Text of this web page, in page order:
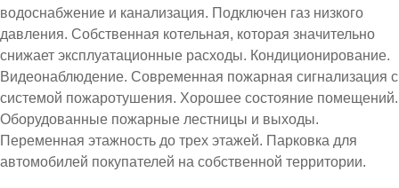
водоснабжение и канализация. Подключен газ низкого
давления. Собственная котельная, которая значительно
снижает эксплуатационные расходы. Кондиционирование.
Видеонаблюдение. Современная пожарная сигнализация с
системой пожаротушения. Хорошее состояние помещений.
Оборудованные пожарные лестницы и выходы.
Переменная этажность до трех этажей. Парковка для
автомобилей покупателей на собственной территории.